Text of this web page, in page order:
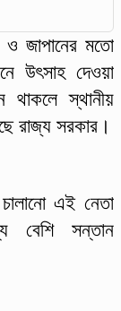
ও জাপানের মতো
উৎসাহ দেওয়া
স্থানীয়
রাজ্য সরকার।
এই নেতা
বেশি সন্তান